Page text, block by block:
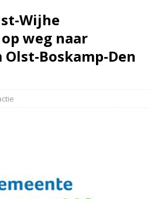
Wijhe
weg naar
Boskamp-Den